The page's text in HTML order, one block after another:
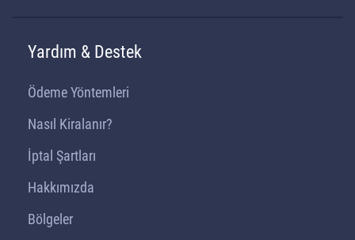
Yardım & Destek
Ödeme Yöntemleri
Nasıl Kiralanır?
İptal Şartları
Hakkımızda
Bölgeler